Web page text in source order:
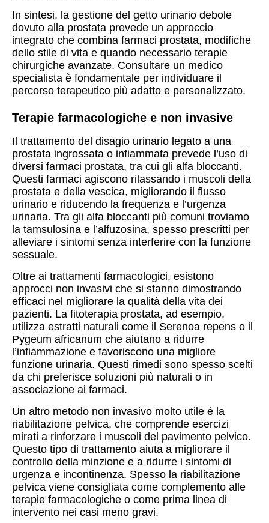
In sintesi, la gestione del getto urinario debole
dovuto alla prostata prevede un approccio
integrato che combina farmaci prostata, modifiche
dello stile di vita e quando necessario terapie
chirurgiche avanzate. Consultare un medico
specialista è fondamentale per individuare il
percorso terapeutico più adatto e personalizzato.
Terapie farmacologiche e non invasive
Il trattamento del disagio urinario legato a una
prostata ingrossata o infiammata prevede l’uso di
diversi farmaci prostata, tra cui gli alfa bloccanti.
Questi farmaci agiscono rilassando i muscoli della
prostata e della vescica, migliorando il flusso
urinario e riducendo la frequenza e l’urgenza
urinaria. Tra gli alfa bloccanti più comuni troviamo
la tamsulosina e l’alfuzosina, spesso prescritti per
alleviare i sintomi senza interferire con la funzione
sessuale.
Oltre ai trattamenti farmacologici, esistono
approcci non invasivi che si stanno dimostrando
efficaci nel migliorare la qualità della vita dei
pazienti. La fitoterapia prostata, ad esempio,
utilizza estratti naturali come il Serenoa repens o il
Pygeum africanum che aiutano a ridurre
l’infiammazione e favoriscono una migliore
funzione urinaria. Questi rimedi sono spesso scelti
da chi preferisce soluzioni più naturali o in
associazione ai farmaci.
Un altro metodo non invasivo molto utile è la
riabilitazione pelvica, che comprende esercizi
mirati a rinforzare i muscoli del pavimento pelvico.
Questo tipo di trattamento aiuta a migliorare il
controllo della minzione e a ridurre i sintomi di
urgenza e incontinenza. Spesso la riabilitazione
pelvica viene consigliata come complemento alle
terapie farmacologiche o come prima linea di
intervento nei casi meno gravi.